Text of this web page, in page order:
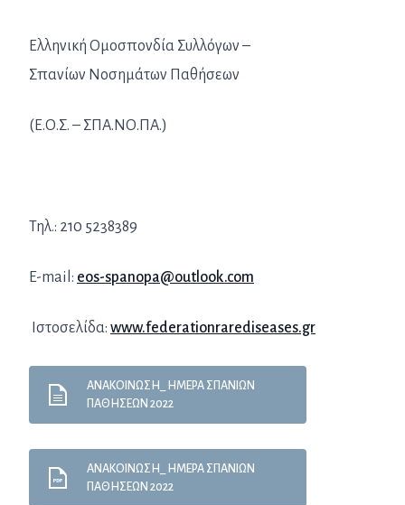
Ελληνική Ομοσπονδία Συλλόγων –
Σπανίων Νοσημάτων Παθήσεων
(Ε.Ο.Σ. – ΣΠΑ.ΝΟ.ΠΑ.)
Τηλ.: 210 5238389
E-mail: eos-spanopa@outlook.com
Ιστοσελίδα: www.federationrarediseases.gr
ΑΝΑΚΟΙΝΩΣΗ_ ΗΜΕΡΑ ΣΠΑΝΙΩΝ
ΠΑΘΗΣΕΩΝ 2022
ΑΝΑΚΟΙΝΩΣΗ_ ΗΜΕΡΑ ΣΠΑΝΙΩΝ
ΠΑΘΗΣΕΩΝ 2022